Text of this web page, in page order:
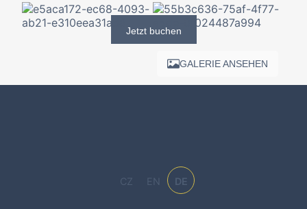
GALERIE ANSEHEN
Jetzt buchen
CZ EN DE